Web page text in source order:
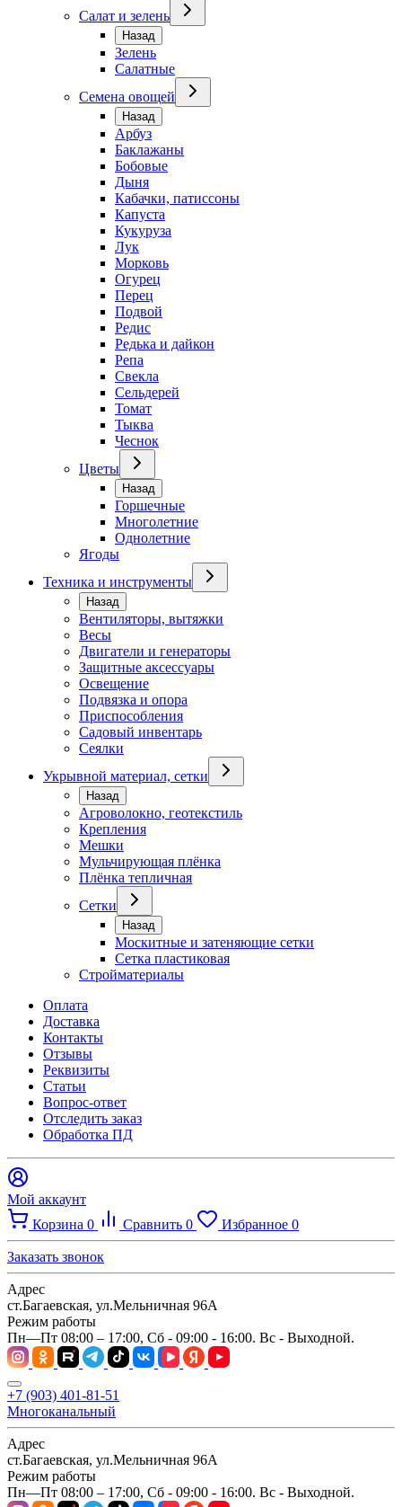
Салат и зелень
Назад
Зелень
Салатные
Семена овощей
Назад
Арбуз
Баклажаны
Бобовые
Дыня
Кабачки, патиссоны
Капуста
Кукуруза
Лук
Морковь
Огурец
Перец
Подвой
Редис
Редька и дайкон
Репа
Свекла
Сельдерей
Томат
Тыква
Чеснок
Цветы
Назад
Горшечные
Многолетние
Однолетние
Ягоды
Техника и инструменты
Назад
Вентиляторы, вытяжки
Весы
Двигатели и генераторы
Защитные аксессуары
Освещение
Подвязка и опора
Приспособления
Садовый инвентарь
Сеялки
Укрывной материал, сетки
Назад
Агроволокно, геотекстиль
Крепления
Мешки
Мульчирующая плёнка
Плёнка тепличная
Сетки
Назад
Москитные и затеняющие сетки
Сетка пластиковая
Стройматериалы
Оплата
Доставка
Контакты
Отзывы
Реквизиты
Статьи
Вопрос-ответ
Отследить заказ
Обработка ПД
Мой аккаунт
Корзина 0 Сравнить 0 Избранное 0
Заказать звонок
Адрес
ст.Багаевская, ул.Мельничная 96А
Режим работы
Пн—Пт 08:00 – 17:00, Сб - 09:00 - 16:00. Вс - Выходной.
+7 (903) 401-81-51
Многоканальный
Адрес
ст.Багаевская, ул.Мельничная 96А
Режим работы
Пн—Пт 08:00 – 17:00, Сб - 09:00 - 16:00. Вс - Выходной.